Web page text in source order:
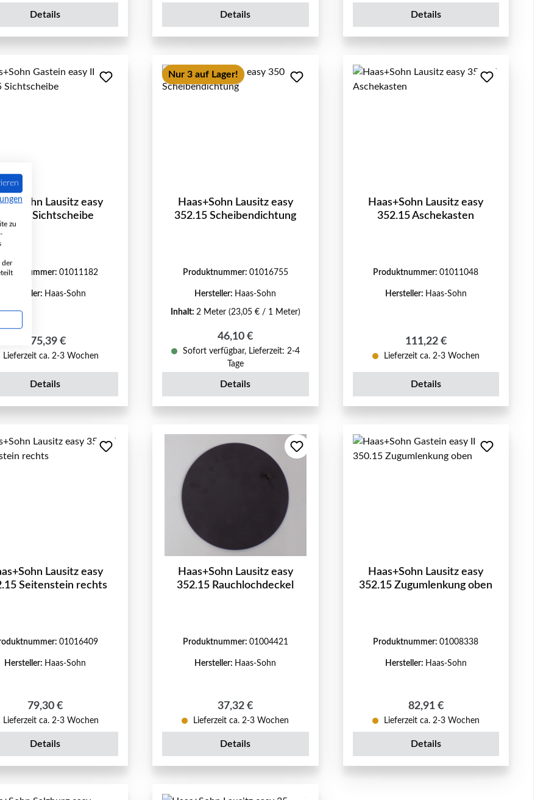
Details Details Details
Lausitz easy
Sichtscheibe
01011182
Hersteller: Haas-Sohn
Regulärer Preis:
275,39 €
Lieferzeit ca. 2-3 Wochen
Details
Nur 3 auf Lager!
Haas+Sohn Lausitz easy
352.15 Scheibendichtung
Produktnummer: 01016755
Hersteller: Haas-Sohn
Inhalt: 2 Meter (23,05 € / 1 Meter)
Regulärer Preis:
46,10 €
Sofort verfügbar, Lieferzeit: 2-4
Tage
Details
Haas+Sohn Lausitz easy
352.15 Aschekasten
Produktnummer:01011048
Hersteller: Haas-Sohn
Regulärer Preis:
111,22 €
Lieferzeit ca. 2-3 Wochen
Details
Lausitz easy
Seitenstein rechts
01016409
Hersteller: Haas-Sohn
Regulärer Preis:
79,30 €
Lieferzeit ca. 2-3 Wochen
Details
Haas+Sohn Lausitz easy
352.15 Rauchlochdeckel
Produktnummer: 01004421
Hersteller: Haas-Sohn
Regulärer Preis:
37,32 €
Lieferzeit ca. 2-3 Wochen
Details
Haas+Sohn Lausitz easy
352.15 Zugumlenkung oben
Produktnummer:01008338
Hersteller: Haas-Sohn
Regulärer Preis:
82,91 €
Lieferzeit ca. 2-3 Wochen
Details
zu
der